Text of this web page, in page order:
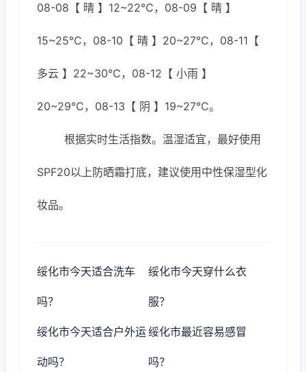
08-08【 晴 】12~22℃，08-09【 晴 】
15~25℃，08-10【 晴 】20~27℃，08-11【
多云 】22~30℃，08-12【 小雨 】
20~29℃，08-13【 阴 】19~27℃。
根据实时生活指数。温湿适宜，最好使用
SPF20以上防晒霜打底，建议使用中性保湿型化
妆品。
绥化市今天适合洗车
吗？
绥化市今天穿什么衣
服？
绥化市今天适合户外运
动吗？
绥化市最近容易感冒
吗？